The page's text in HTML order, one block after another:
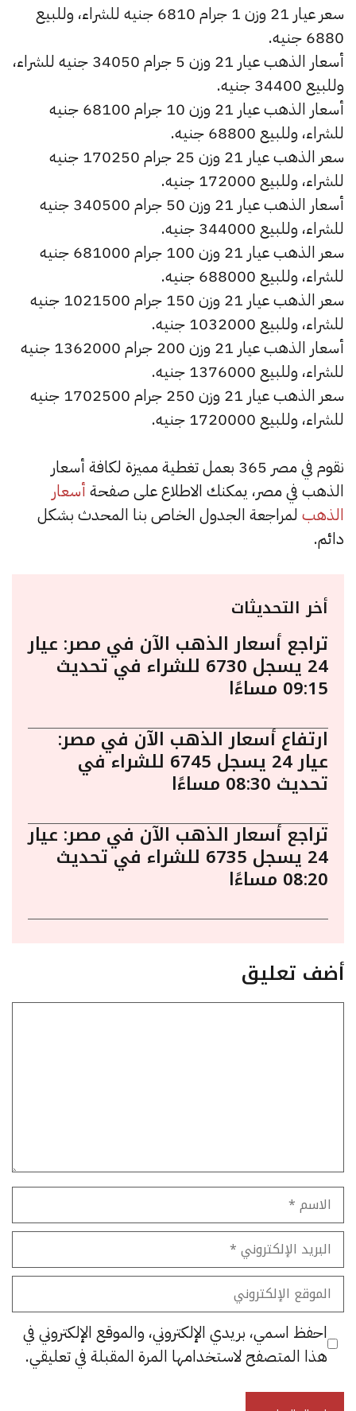
سعر عيار 21 وزن 1 جرام 6810 جنيه للشراء، وللبيع
6880 جنيه.
أسعار الذهب عيار 21 وزن 5 جرام 34050 جنيه للشراء،
وللبيع 34400 جنيه.
أسعار الذهب عيار 21 وزن 10 جرام 68100 جنيه
للشراء، وللبيع 68800 جنيه.
سعر الذهب عيار 21 وزن 25 جرام 170250 جنيه
للشراء، وللبيع 172000 جنيه.
أسعار الذهب عيار 21 وزن 50 جرام 340500 جنيه
للشراء، وللبيع 344000 جنيه.
سعر الذهب عيار 21 وزن 100 جرام 681000 جنيه
للشراء، وللبيع 688000 جنيه.
سعر الذهب عيار 21 وزن 150 جرام 1021500 جنيه
للشراء، وللبيع 1032000 جنيه.
أسعار الذهب عيار 21 وزن 200 جرام 1362000 جنيه
للشراء، وللبيع 1376000 جنيه.
سعر الذهب عيار 21 وزن 250 جرام 1702500 جنيه
للشراء، وللبيع 1720000 جنيه.
نقوم في مصر 365 بعمل تغطية مميزة لكافة أسعار
الذهب في مصر، يمكنك الاطلاع على صفحة أسعار
الذهب لمراجعة الجدول الخاص بنا المحدث بشكل
دائم.
أخر التحديثات
تراجع أسعار الذهب الآن في مصر: عيار
24 يسجل 6730 للشراء في تحديث
09:15 مساءًا
ارتفاع أسعار الذهب الآن في مصر:
عيار 24 يسجل 6745 للشراء في
تحديث 08:30 مساءًا
تراجع أسعار الذهب الآن في مصر: عيار
24 يسجل 6735 للشراء في تحديث
08:20 مساءًا
أضف تعليق
الاسم
البريد
الإلكتروني
الموقع
الإلكتروني
احفظ اسمي، بريدي الإلكتروني، والموقع الإلكتروني في
هذا المتصفح لاستخدامها المرة المقبلة في تعليقي.